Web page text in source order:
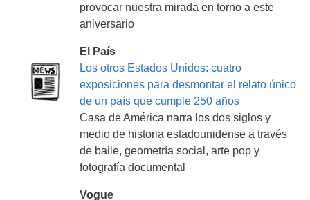
provocar nuestra mirada en torno a este
aniversario
El País
Los otros Estados Unidos: cuatro
exposiciones para desmontar el relato único
de un país que cumple 250 años
Casa de América narra los dos siglos y
medio de historia estadounidense a través
de baile, geometría social, arte pop y
fotografía documental
Vogue